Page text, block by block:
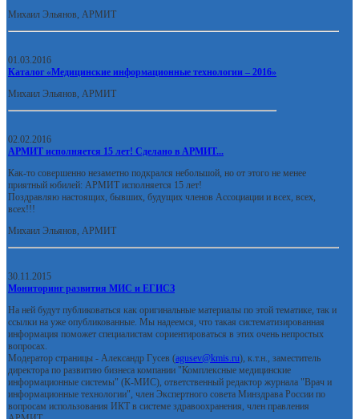
Михаил Эльянов, АРМИТ
01.03.2016
Каталог «Медицинские информационные технологии – 2016»
Михаил Эльянов, АРМИТ
02.02.2016
АРМИТ исполняется 15 лет! Сделано в АРМИТ...
Как-то совершенно незаметно подкрался небольшой, но от этого не менее
приятный юбилей: АРМИТ исполняется 15 лет!
Поздравляю настоящих, бывших, будущих членов Ассоциации и всех, всех,
всех!!!
Михаил Эльянов, АРМИТ
30.11.2015
Мониторинг развития МИС и ЕГИСЗ
На ней будут публиковаться как оригинальные материалы по этой тематике, так и
ссылки на уже опубликованные. Мы надеемся, что такая систематизированная
информация поможет специалистам сориентироваться в этих очень непростых
вопросах.
Модератор страницы - Александр Гусев (agusev@kmis.ru), к.т.н., заместитель
директора по развитию бизнеса компании "Комплексные медицинские
информационные системы" (К-МИС), ответственный редактор журнала "Врач и
информационные технологии", член Экспертного совета Минздрава России по
вопросам использования ИКТ в системе здравоохранения, член правления